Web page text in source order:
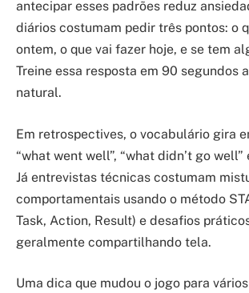
antecipar esses padrões reduz
diários costumam pedir três pontos: o
ontem, o que vai fazer hoje, e se tem
Treine essa resposta em 90 segundos
natural.
Em retrospectives, o vocabulário gira
“what went well”, “what didn’t go well”
Já entrevistas técnicas costumam
comportamentais usando o método
Task, Action, Result) e desafios
geralmente compartilhando tela.
Uma dica que mudou o jogo para